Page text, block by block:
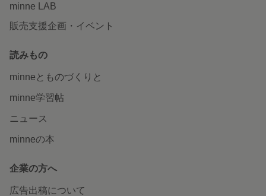
minne LAB
販売支援企画・イベント
読みもの
minneとものづくりと
minne学習帖
ニュース
minneの本
企業の方へ
広告出稿について